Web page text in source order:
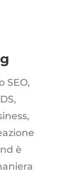
SEO,
è